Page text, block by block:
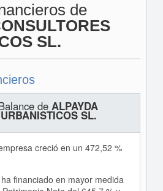
de
SL.
de ALPAYDA
SL.
creció en un 472,52 %
financiado en mayor medida